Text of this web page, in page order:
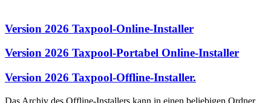
Version 2026 Taxpool-Online-Installer
Version 2026 Taxpool-Portabel Online-Installer
Version 2026 Taxpool-Offline-Installer.
Das Archiv des Offline-Installers kann in einen beliebigen Ordner